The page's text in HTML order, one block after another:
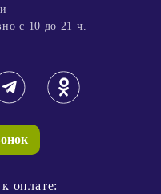
с 10 до 21 ч.
оплате: